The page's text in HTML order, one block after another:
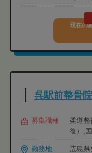
現在の
呉駅前整骨
募集職種
柔道整
復）,
勤務地 広島